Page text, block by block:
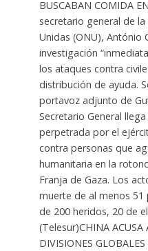
BUSCABAN COMIDA
secretario general de
Unidas (ONU), António
investigación
los ataques contra
distribución de ayuda.
portavoz adjunto de
Secretario General
perpetrada por el
contra personas que
humanitaria en la
Franja de Gaza. Los
muerte de al menos
de 200 heridos, 20 de
(Telesur)CHINA ACUSA
DIVISIONES